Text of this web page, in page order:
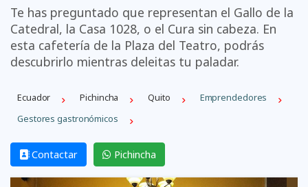
Te has preguntado que representan el Gallo de la
Catedral, la Casa 1028, o el Cura sin cabeza. En
esta cafetería de la Plaza del Teatro, podrás
descubrirlo mientras deleitas tu paladar.
Ecuador Pichincha Quito
Emprendedores
Gestores gastronómicos
Contactar Pichincha